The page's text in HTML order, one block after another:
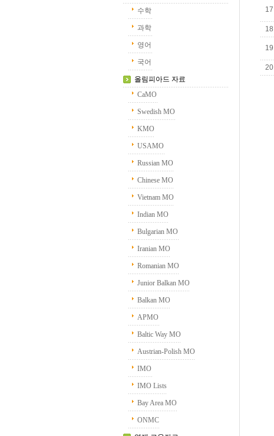
수학
과학
영어
국어
올림피아드 자료
CaMO
Swedish MO
KMO
USAMO
Russian MO
Chinese MO
Vietnam MO
Indian MO
Bulgarian MO
Iranian MO
Romanian MO
Junior Balkan MO
Balkan MO
APMO
Baltic Way MO
Austrian-Polish MO
IMO
IMO Lists
Bay Area MO
ONMC
17
18
19
20